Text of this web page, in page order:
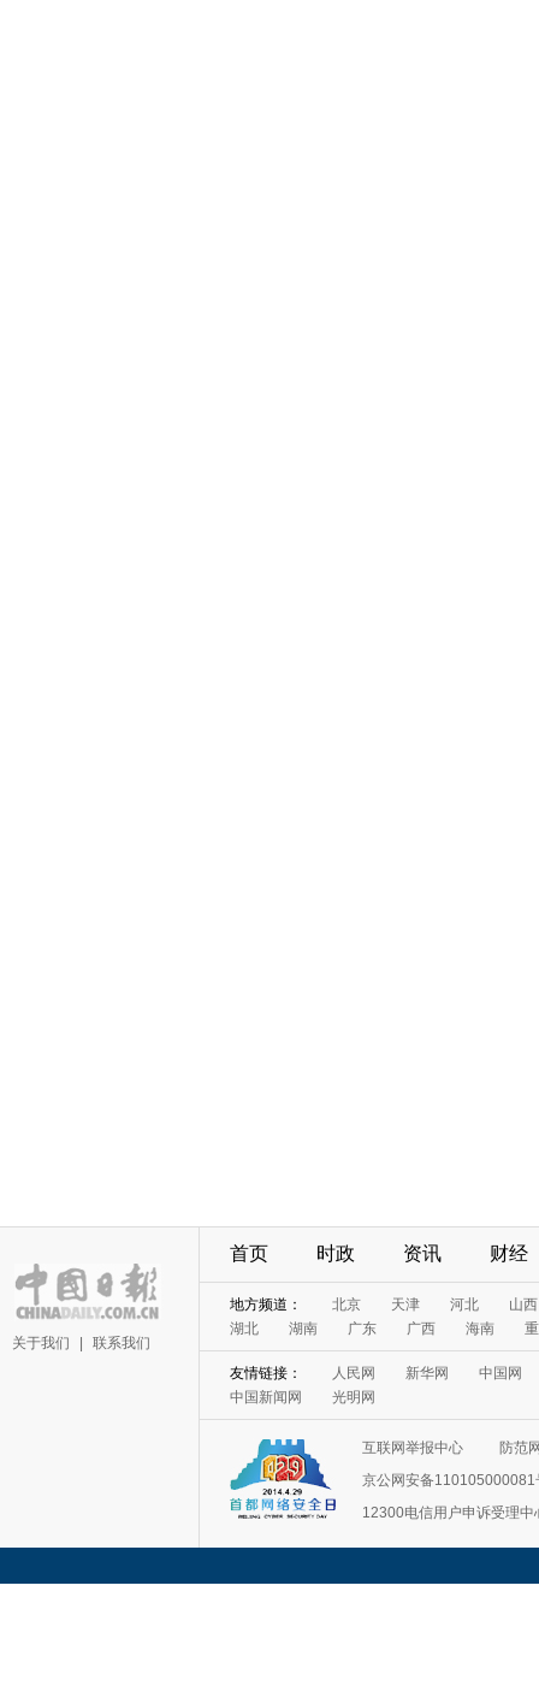
关于我们 联系我们
首页 时政 资讯 财经
地方频道： 北京 天津 河北
山西
湖北
湖南 广东 广西 海南
友情链接： 人民网 新华网
中国网
中国新闻网
光明网
互联网举报中心
防范
京公网安备110105000081
12300电信用户申诉受理中